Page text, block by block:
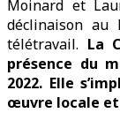
Moinard et
déclinaison au
télétravail. La
présence du
2022. Elle
œuvre locale et